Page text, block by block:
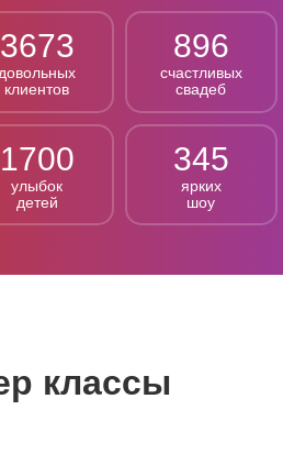
3673
довольных
клиентов
896
счастливых
свадеб
1700
улыбок
детей
345
ярких
шоу
классы